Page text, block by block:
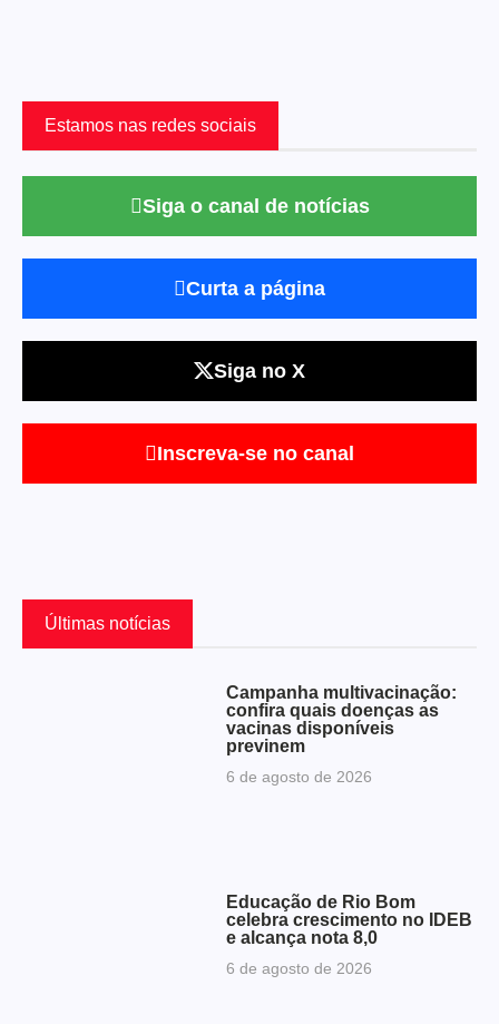
Estamos nas redes sociais
Siga o canal de notícias
Curta a página
Siga no X
Inscreva-se no canal
Últimas notícias
Campanha multivacinação:
confira quais doenças as
vacinas disponíveis
previnem
6 de agosto de 2026
Educação de Rio Bom
celebra crescimento no IDEB
e alcança nota 8,0
6 de agosto de 2026